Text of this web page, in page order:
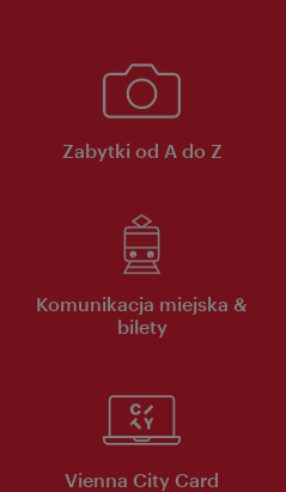
Zabytki od A do Z
Komunikacja miejska &
bilety
Vienna City Card